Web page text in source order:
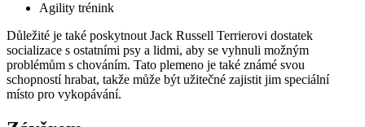
Agility trénink
Důležité je také poskytnout Jack Russell Terrierovi dostatek
‍socializace s ostatními psy a lidmi, aby se vyhnuli možným
problémům s chováním. Tato plemeno ⁤je také známé svou
‍schopností ‌hrabat, takže může být užitečné zajistit jim speciální
místo pro vykopávání.